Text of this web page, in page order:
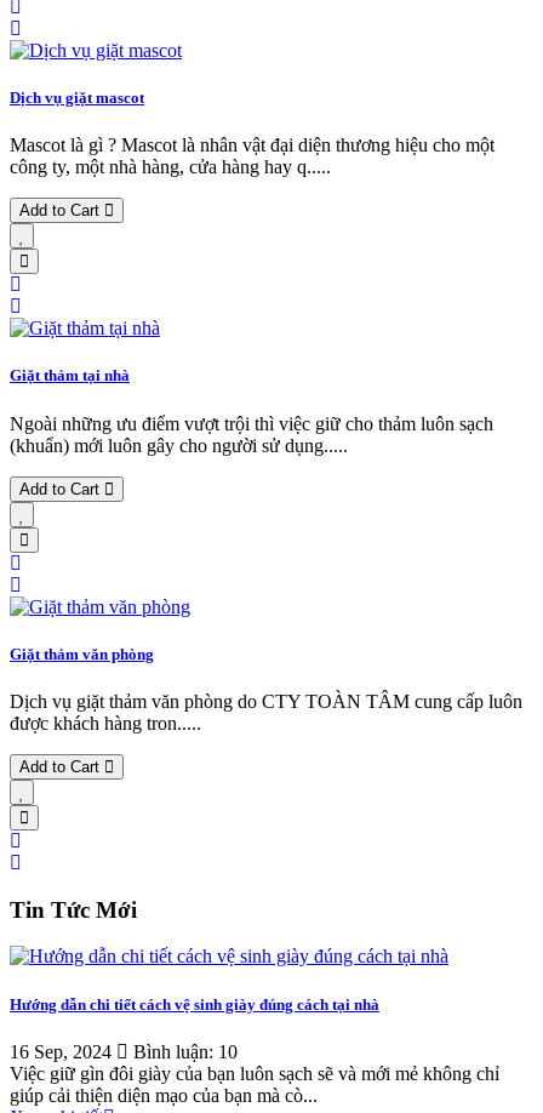
Dịch vụ giặt mascot
Mascot là gì ? Mascot là nhân vật đại diện thương hiệu cho một
công ty, một nhà hàng, cửa hàng hay q.....
Add to Cart
Giặt thảm tại nhà
Ngoài những ưu điểm vượt trội thì việc giữ cho thảm luôn sạch
(khuẩn) mới luôn gây cho người sử dụng.....
Add to Cart
Giặt thảm văn phòng
Dịch vụ giặt thảm văn phòng do CTY TOÀN TÂM cung cấp luôn
được khách hàng tron.....
Add to Cart
Tin Tức Mới
Hướng dẫn chi tiết cách vệ sinh giày đúng cách tại nhà
16 Sep, 2024
Bình luận: 10
Việc giữ gìn đôi giày của bạn luôn sạch sẽ và mới mẻ không chỉ
giúp cải thiện diện mạo của bạn mà cò...